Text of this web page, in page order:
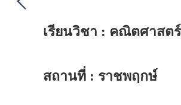
เรียนวิชา : คณิตศาสตร์
สถานที่ : ราชพฤกษ์